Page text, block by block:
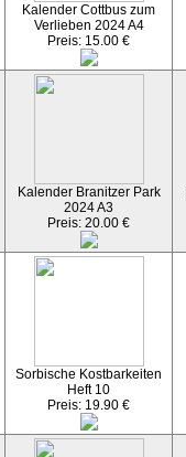
Kalender Cottbus zum
Verlieben 2024 A4
Preis: 15.00 €
Kalender Branitzer Park
2024 A3
Preis: 20.00 €
Sorbische Kostbarkeiten
Heft 10
Preis: 19.90 €